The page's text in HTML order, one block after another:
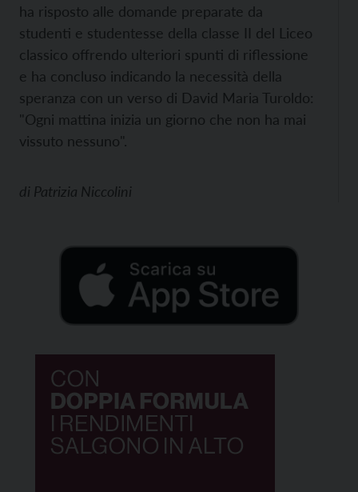
ha risposto alle domande preparate da
studenti e studentesse della classe II del Liceo
classico offrendo ulteriori spunti di riflessione
e ha concluso indicando la necessità della
speranza con un verso di David Maria Turoldo:
"Ogni mattina inizia un giorno che non ha mai
vissuto nessuno".
di Patrizia Niccolini